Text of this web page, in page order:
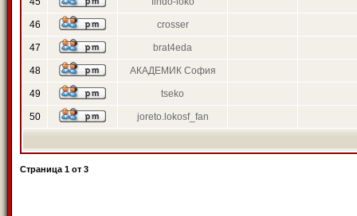
46 crosser
47 brat4eda
48 АКАДЕМИК София
49 tseko
50 joreto.lokosf_fan
Страница 1 от 3